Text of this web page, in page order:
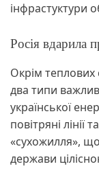
інфрастуктури
Росія вдарила
Окрім теплових
два типи
української
повітряні
«сухожилля»,
держави